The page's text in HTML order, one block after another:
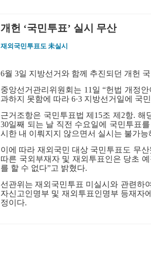
개헌 ‘국민투표’ 실시 무산
재외국민투표도 未실시
6월 3일 지방선거와 함께 추진되던 개헌
중앙선거관리위원회는 11 일“헌법 개정
과하지 못함에 따라 6·3 지방선거일에 국
근거조항은 국민투표법 제 15조 제 2항. 해
30일째 되는 날 직전 수요일에 국민투표
시한 내 이뤄지지 않으면서 실시는 불가능
이에 따라 재외국민 대상 국민투표도 무산
따른 국외부재자 및 재외투표인은 당초
를 할 수 없다”고 밝혔다.
선관위는 재외국민투표 미실시와 관련하
자신고인명부 및 재외투표인명부 등재자
정이다.